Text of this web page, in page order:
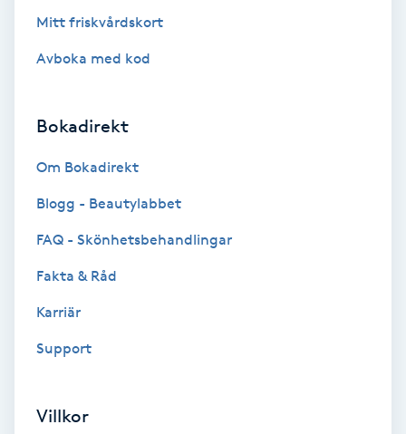
Koppningsmassage
Kostrådgivning
Kroppsinpackning
Käkledsbehandling
Mitt friskvårdskort
Avboka med kod
Bokadirekt
Om Bokadirekt
Blogg - Beautylabbet
FAQ - Skönhetsbehandlingar
Fakta & Råd
Karriär
Support
Villkor